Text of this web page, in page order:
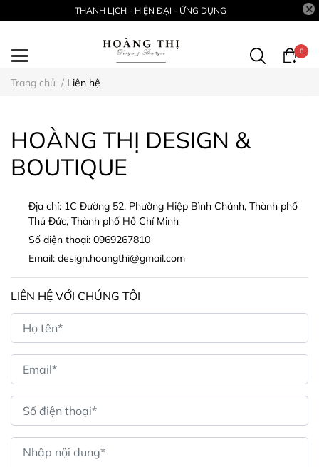
THANH LỊCH - HIỆN ĐẠI - ỨNG DỤNG
0
Trang chủ / Liên hệ
HOÀNG THỊ DESIGN &
BOUTIQUE
Địa chỉ: 1C Đường 52, Phường Hiệp Bình Chánh, Thành phố
Thủ Đức, Thành phố Hồ Chí Minh
Số điện thoại: 0969267810
Email: design.hoangthi@gmail.com
LIÊN HỆ VỚI CHÚNG TÔI